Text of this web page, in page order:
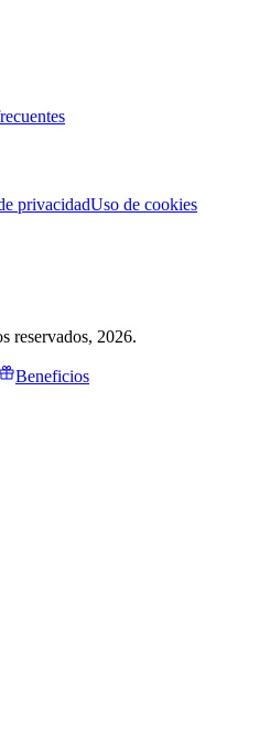
privacidadUso de cookies
reservados, 2026.
Beneficios